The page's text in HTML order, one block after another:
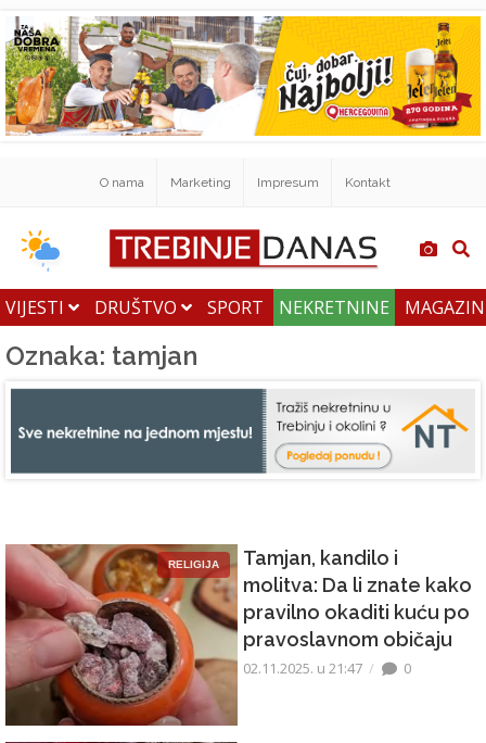
O nama Marketing Impresum Kontakt
VIJESTI DRUŠTVO SPORT NEKRETNINE
Oznaka: tamjan
RELIGIJA
Tamjan, kandilo i
molitva: Da li znate kako
pravilno okaditi kuću po
pravoslavnom običaju
02.11.2025. u 21:47 0